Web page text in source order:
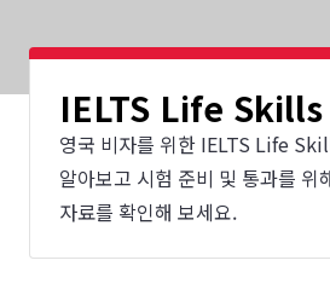
IELTS Life
영국 비자를 위한 IELTS Life
알아보고 시험 준비 및 통과를 위
자료를 확인해 보세요.